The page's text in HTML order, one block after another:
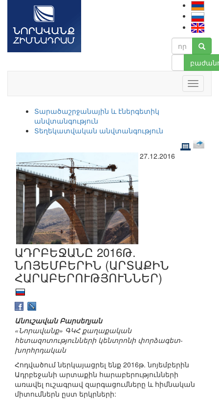
Տարածաշրջանային և էներգետիկ
անվտանգություն
Տեղեկատվական անվտանգություն
27.12.2016
ԱԴՐԲԵՋԱՆԸ 2016Թ.
ՆՈՅԵՄԲԵՐԻՆ (ԱՐՏԱՔԻՆ
ՀԱՐԱԲԵՐՈՒԹՅՈՒՆՆԵՐ)
Անուշավան Բարսեղյան
«Նորավանք» ԳԿՀ քաղաքական
հետազոտությունների կենտրոնի փորձագետ-
խորհրդական
Հոդվածում ներկայացրել ենք 2016թ. նոյեմբերին
Ադրբեջանի արտաքին հարաբերությունների
առավել ուշագրավ զարգացումները և հիմնական
միտումներն ըստ երկրների: